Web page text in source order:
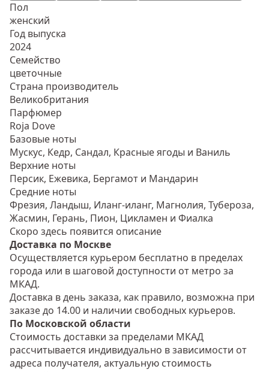
Пол
женский
Год выпуска
2024
Семейство
цветочные
Страна производитель
Великобритания
Парфюмер
Roja Dove
Базовые ноты
Мускус, Кедр, Сандал, Красные ягоды и Ваниль
Верхние ноты
Персик, Ежевика, Бергамот и Мандарин
Средние ноты
Фрезия, Ландыш, Иланг-иланг, Магнолия, Тубероза,
Жасмин, Герань, Пион, Цикламен и Фиалка
Скоро здесь появится описание
Доставка по Москве
Осуществляется курьером бесплатно в пределах
города или в шаговой доступности от метро за
МКАД.
Доставка в день заказа, как правило, возможна при
заказе до 14.00 и наличии свободных курьеров.
По Московской области
Стоимость доставки за пределами МКАД
рассчитывается индивидуально в зависимости от
адреса получателя, актуальную стоимость